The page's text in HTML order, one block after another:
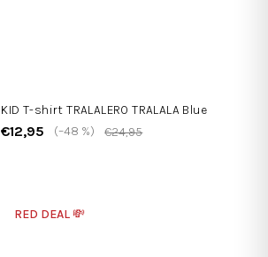
KID T-shirt TRALALERO TRALALA Blue
€12,95 €24,95
(–48 %)
RED DEAL 💸